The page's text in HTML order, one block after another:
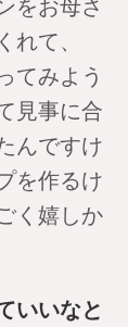
をお母さ
て、
てみよう
見事に合
んですけ
を作るけ
く嬉しか
いいなと